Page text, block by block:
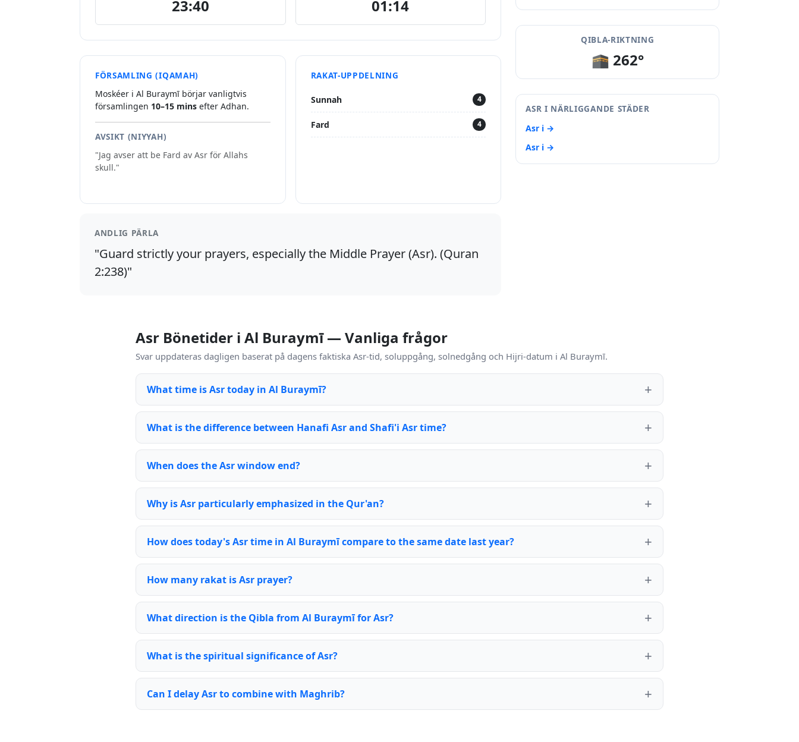
23:40 01:14
FÖRSAMLING (IQAMAH)
Moskéer i Al Buraymī börjar vanligtvis
församlingen 10–15 mins efter Adhan.
AVSIKT (NIYYAH)
"Jag avser att be Fard av Asr för Allahs
skull."
RAKAT-UPPDELNING
Sunnah 4
Fard 4
ANDLIG PÄRLA
"Guard strictly your prayers, especially the Middle Prayer (Asr). (Quran
2:238)"
QIBLA-RIKTNING
🕋 262°
ASR I NÄRLIGGANDE STÄDER
Asr i →
Asr i →
Asr Bönetider i Al Buraymī — Vanliga frågor
Svar uppdateras dagligen baserat på dagens faktiska Asr-tid, soluppgång, solnedgång och Hijri-datum i Al Buraymī.
What time is Asr today in Al Buraymī?
What is the difference between Hanafi Asr and Shafi'i Asr time?
When does the Asr window end?
Why is Asr particularly emphasized in the Qur'an?
How does today's Asr time in Al Buraymī compare to the same date last year?
How many rakat is Asr prayer?
What direction is the Qibla from Al Buraymī for Asr?
What is the spiritual significance of Asr?
Can I delay Asr to combine with Maghrib?